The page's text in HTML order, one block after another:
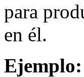
para
en él.
Ejemplo: